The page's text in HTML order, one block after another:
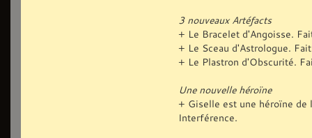
3 nouveaux Artéfacts
+ Le Bracelet d'Angoisse.
+ Le Sceau d'Astrologue.
+ Le Plastron d'Obscurité.
Une nouvelle héroïne
+ Giselle est une héroïne de
Interférence.